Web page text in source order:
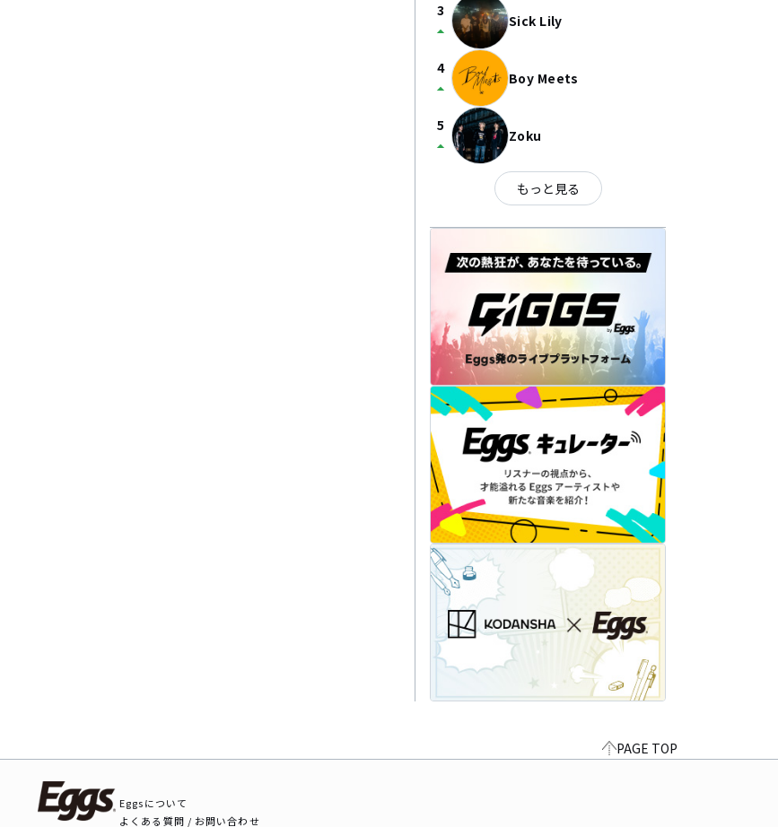
3
arrow_drop_up Sick Lily
4
arrow_drop_up Boy Meets
5
arrow_drop_up Zoku
もっと見る
PAGE TOP
Eggsについて
よくある質問 / お問い合わせ